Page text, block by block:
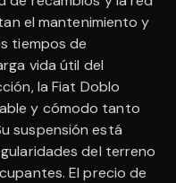
el mantenimiento y
tiempos de
vida útil del
la Fiat Doblo
y cómodo tanto
suspensión está
del terreno
El precio de